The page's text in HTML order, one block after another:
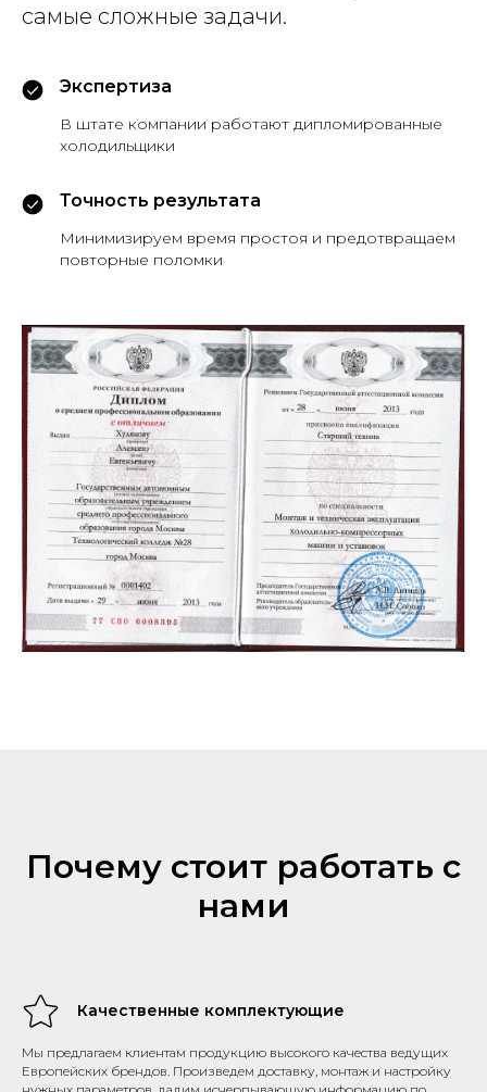
самые сложные задачи.
Экспертиза
В штате компании работают дипломированные
холодильщики
Точность результата
Минимизируем время простоя и предотвращаем
повторные поломки
Почему стоит работать с
нами
Качественные комплектующие
Мы предлагаем клиентам продукцию высокого качества ведущих
Европейских брендов. Произведем доставку, монтаж и настройку